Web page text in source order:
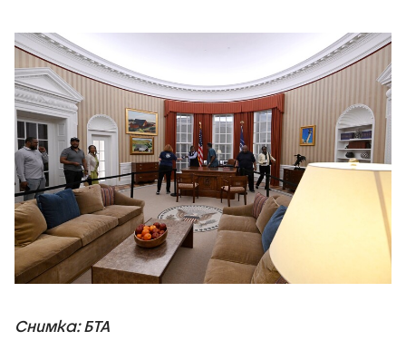
Снимка: БТА